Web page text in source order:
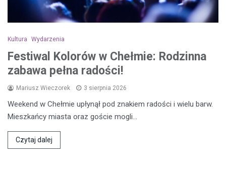
Kultura Wydarzenia
Festiwal Kolorów w Chełmie: Rodzinna
zabawa pełna radości!
Mariusz Wieczorek 3 sierpnia 2026
Weekend w Chełmie upłynął pod znakiem radości i wielu barw.
Mieszkańcy miasta oraz goście mogli…
Czytaj dalej